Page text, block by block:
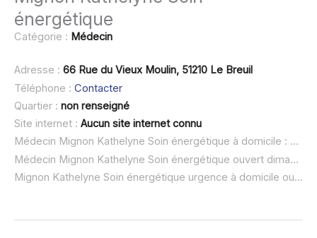
énergétique
Catégorie : Médecin
Adresse : 66 Rue du Vieux Moulin, 51210 Le Breuil
Téléphone : Contacter
Quartier : non renseigné
Site internet : Aucun site internet connu
Médecin Mignon Kathelyne Soin énergétique à domicile :
non
Médecin Mignon Kathelyne Soin énergétique ouvert dimanche :
Mignon Kathelyne Soin énergétique urgence à domicile ou SOS médecin :